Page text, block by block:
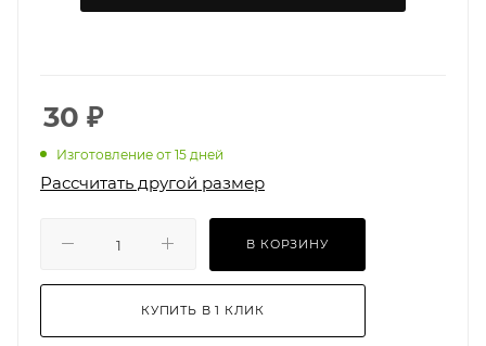
30 ₽
Изготовление от 15 дней
Рассчитать другой размер
В КОРЗИНУ
КУПИТЬ В 1 КЛИК